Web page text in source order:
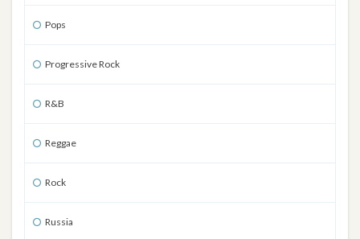
Pops
Progressive Rock
R&B
Reggae
Rock
Russia